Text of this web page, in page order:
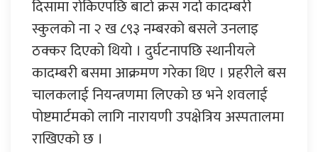
दिसामा रोकिएपछि बाटो क्रस गर्दा कादम्बरी
स्कुलको ना २ ख ८९३ नम्बरको बसले उनलाइ
ठक्कर दिएको थियो । दुर्घटनापछि स्थानीयले
कादम्बरी बसमा आक्रमण गरेका थिए । प्रहरीले बस
चालकलाई नियन्त्रणमा लिएको छ भने शवलाई
पोष्टमार्टमको लागि नारायणी उपक्षेत्रिय अस्पतालमा
राखिएको छ ।